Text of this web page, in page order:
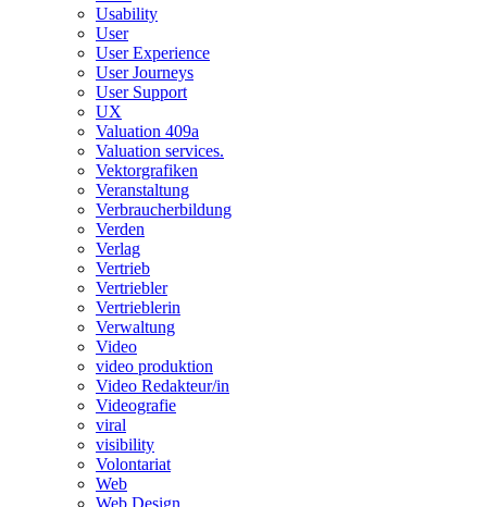
Usability
User
User Experience
User Journeys
User Support
UX
Valuation 409a
Valuation services.
Vektorgrafiken
Veranstaltung
Verbraucherbildung
Verden
Verlag
Vertrieb
Vertriebler
Vertrieblerin
Verwaltung
Video
video produktion
Video Redakteur/in
Videografie
viral
visibility
Volontariat
Web
Web Design